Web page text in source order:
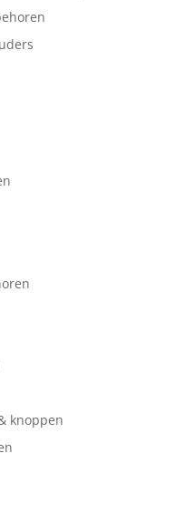
knoppen